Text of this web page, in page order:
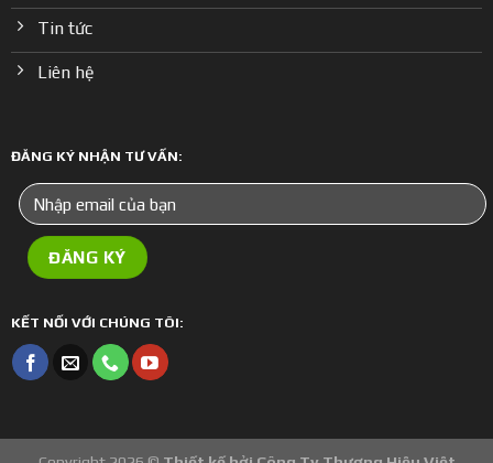
Tin tức
Liên hệ
ĐĂNG KÝ NHẬN TƯ VẤN:
KẾT NỐI VỚI CHÚNG TÔI: